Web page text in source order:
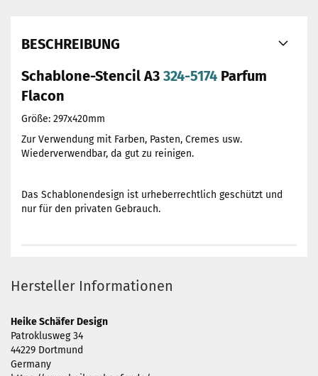
BESCHREIBUNG
Schablone-Stencil A3 324-5174 Parfum
Flacon
Größe: 297x420mm
Zur Verwendung mit Farben, Pasten, Cremes usw.
Wiederverwendbar, da gut zu reinigen.
Das Schablonendesign ist urheberrechtlich geschützt und
nur für den privaten Gebrauch.
Hersteller Informationen
Heike Schäfer Design
Patroklusweg 34
44229 Dortmund
Germany